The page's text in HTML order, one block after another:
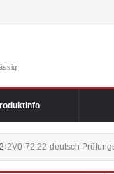
›2V0-72.22-deutsch